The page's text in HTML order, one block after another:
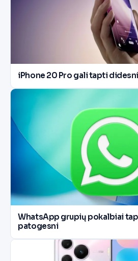
iPhone 20 Pro gali tapti
WhatsApp grupių pokalbiai
patogesni